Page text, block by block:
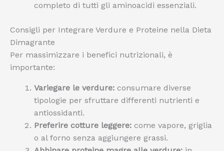
completo di tutti gli aminoacidi essenziali.
Consigli per Integrare Verdure e Proteine nella Dieta
Dimagrante
Per massimizzare i benefici nutrizionali, è
importante:
Variegare le verdure: consumare diverse
tipologie per sfruttare differenti nutrienti e
antiossidanti.
Preferire cotture leggere: come vapore, griglia
o al forno senza aggiungere grassi.